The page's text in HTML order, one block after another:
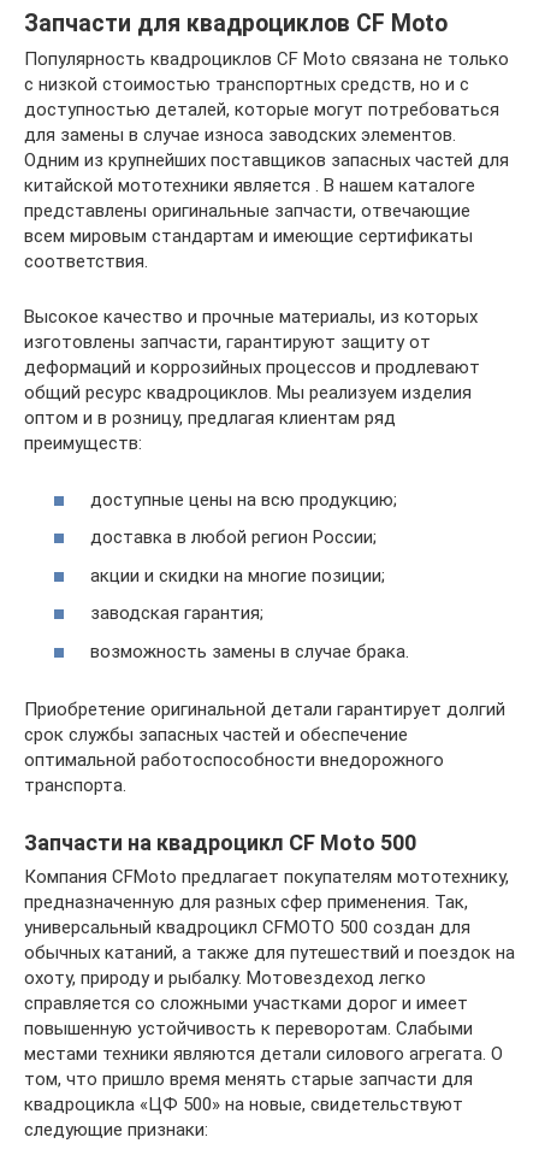
Запчасти для квадроциклов CF Moto
Популярность квадроциклов CF Moto связана не только
с низкой стоимостью транспортных средств, но и с
доступностью деталей, которые могут потребоваться
для замены в случае износа заводских элементов.
Одним из крупнейших поставщиков запасных частей для
китайской мототехники является . В нашем каталоге
представлены оригинальные запчасти, отвечающие
всем мировым стандартам и имеющие сертификаты
соответствия.
Высокое качество и прочные материалы, из которых
изготовлены запчасти, гарантируют защиту от
деформаций и коррозийных процессов и продлевают
общий ресурс квадроциклов. Мы реализуем изделия
оптом и в розницу, предлагая клиентам ряд
преимуществ:
доступные цены на всю продукцию;
доставка в любой регион России;
акции и скидки на многие позиции;
заводская гарантия;
возможность замены в случае брака.
Приобретение оригинальной детали гарантирует долгий
срок службы запасных частей и обеспечение
оптимальной работоспособности внедорожного
транспорта.
Запчасти на квадроцикл CF Moto 500
Компания CFMoto предлагает покупателям мототехнику,
предназначенную для разных сфер применения. Так,
универсальный квадроцикл CFMOTO 500 создан для
обычных катаний, а также для путешествий и поездок на
охоту, природу и рыбалку. Мотовездеход легко
справляется со сложными участками дорог и имеет
повышенную устойчивость к переворотам. Слабыми
местами техники являются детали силового агрегата. О
том, что пришло время менять старые запчасти для
квадроцикла «ЦФ 500» на новые, свидетельствуют
следующие признаки: